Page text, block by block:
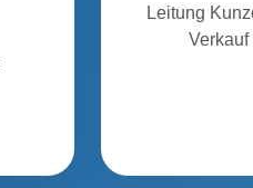
Leitung